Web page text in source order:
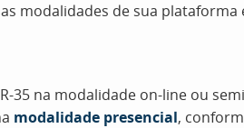
modalidades de sua
na modalidade on-line ou
modalidade presencial,